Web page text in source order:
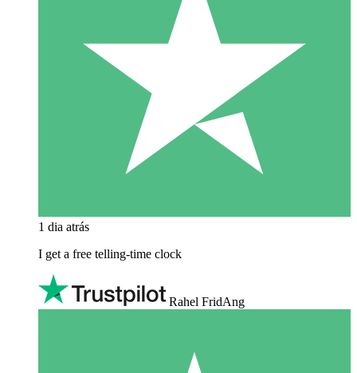
1 dia atrás
I get a free telling-time clock
Rahel FridAng